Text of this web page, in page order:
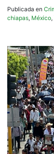
Publicada en
chiapas, México,